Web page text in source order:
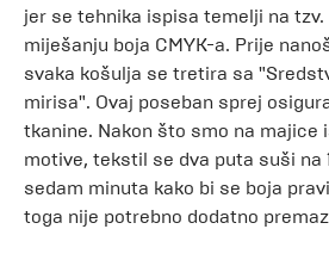
jer se tehnika ispisa temelji na
miješanju boja CMYK-a. Prije
svaka košulja se tretira sa
mirisa". Ovaj poseban sprej
tkanine. Nakon što smo na majice
motive, tekstil se dva puta suši na
sedam minuta kako bi se boja
toga nije potrebno dodatno